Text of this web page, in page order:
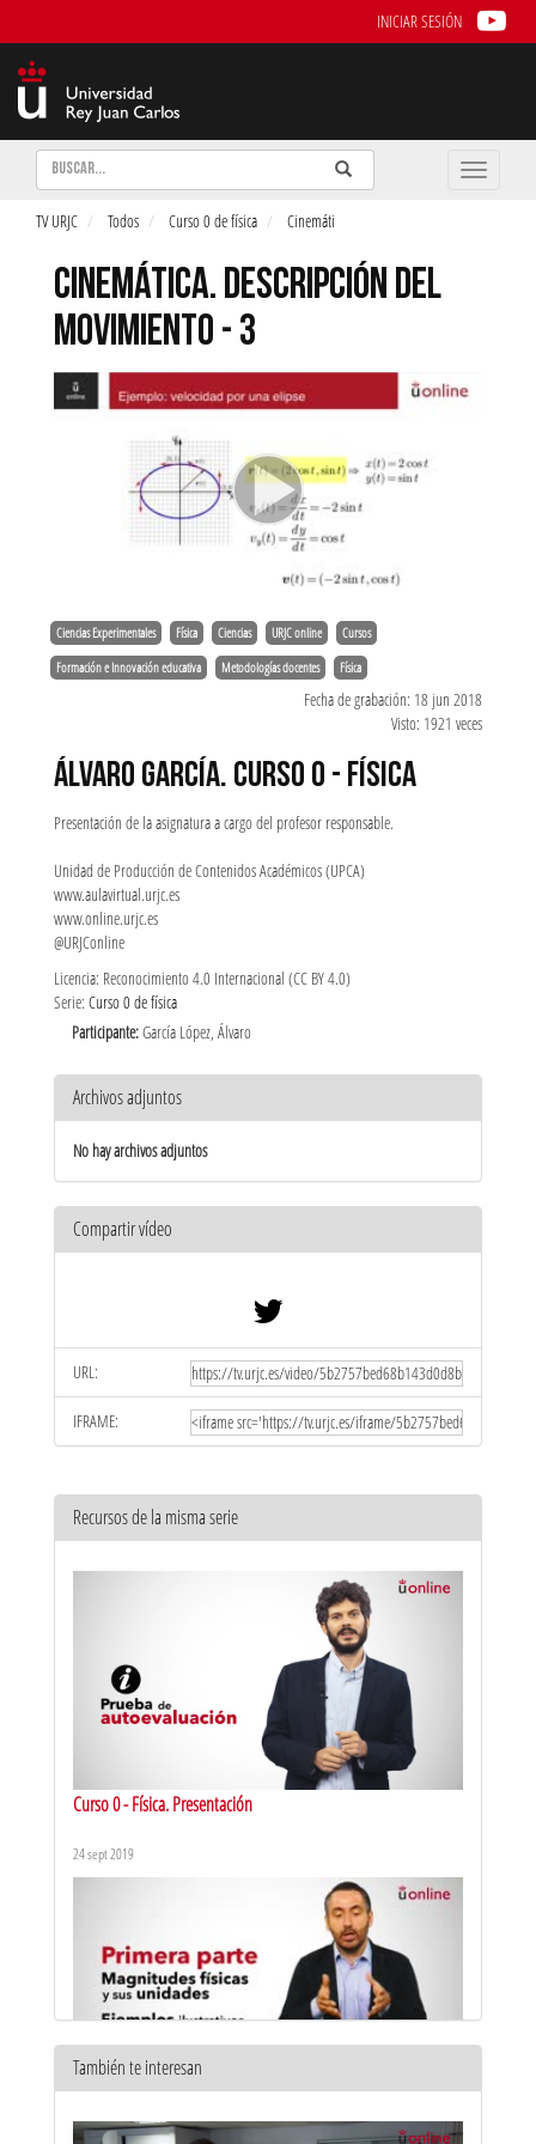
INICIAR SESIÓN
Buscar Enviar
Buscar
Toggle
TV URJC Todos Curso 0 de física Cinemáti
CINEMÁTICA. DESCRIPCIÓN DEL
MOVIMIENTO - 3
Ciencias Experimentales Física Ciencias URJC online Cursos
Formación e Innovación educativa Metodologías docentes Física
Fecha de grabación: 18 jun 2018
Visto: 1921 veces
ÁLVARO GARCÍA. CURSO 0 - FÍSICA
Presentación de la asignatura a cargo del profesor responsable.
Unidad de Producción de Contenidos Académicos (UPCA)
www.aulavirtual.urjc.es
www.online.urjc.es
@URJConline
Licencia: Reconocimiento 4.0 Internacional (CC BY 4.0)
Serie: Curso 0 de física
Participante:García López, Álvaro
Archivos adjuntos
No hay archivos adjuntos
Compartir vídeo
URL:
IFRAME:
Recursos de la misma serie
Curso 0 - Física. Presentación
24 sept 2019
También te interesan